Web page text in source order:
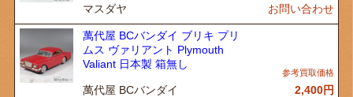
マスダヤ お問い合わせ
萬代屋 BCバンダイ ブリキ プリ
ムス ヴァリアント Plymouth
Valiant 日本製 箱無し
萬代屋 BCバンダイ 2,400円